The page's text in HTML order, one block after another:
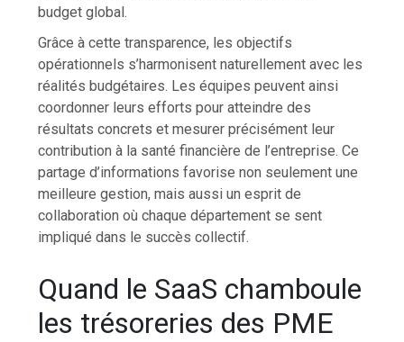
budget global.
Grâce à cette transparence, les objectifs
opérationnels s’harmonisent naturellement avec les
réalités budgétaires. Les équipes peuvent ainsi
coordonner leurs efforts pour atteindre des
résultats concrets et mesurer précisément leur
contribution à la santé financière de l’entreprise. Ce
partage d’informations favorise non seulement une
meilleure gestion, mais aussi un esprit de
collaboration où chaque département se sent
impliqué dans le succès collectif.
Quand le SaaS chamboule
les trésoreries des PME